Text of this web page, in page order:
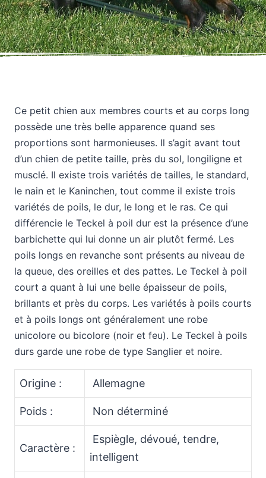
Ce petit chien aux membres courts et au corps long
possède une très belle apparence quand ses
proportions sont harmonieuses. Il s’agit avant tout
d’un chien de petite taille, près du sol, longiligne et
musclé. Il existe trois variétés de tailles, le standard,
le nain et le Kaninchen, tout comme il existe trois
variétés de poils, le dur, le long et le ras. Ce qui
différencie le Teckel à poil dur est la présence d’une
barbichette qui lui donne un air plutôt fermé. Les
poils longs en revanche sont présents au niveau de
la queue, des oreilles et des pattes. Le Teckel à poil
court a quant à lui une belle épaisseur de poils,
brillants et près du corps. Les variétés à poils courts
et à poils longs ont généralement une robe
unicolore ou bicolore (noir et feu). Le Teckel à poils
durs garde une robe de type Sanglier et noire.
Origine : Allemagne
Poids : Non déterminé
Caractère :
Espiègle, dévoué, tendre,
intelligent